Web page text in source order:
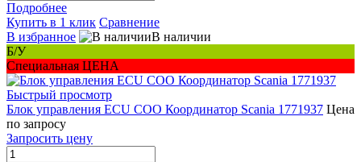
Подробнее
Купить в 1 клик Сравнение
В избранное
В наличии
Б/У
Специальная ЦЕНА
Быстрый просмотр
Блок управления ECU COO Координатор Scania 1771937 Цена
по запросу
Запросить цену